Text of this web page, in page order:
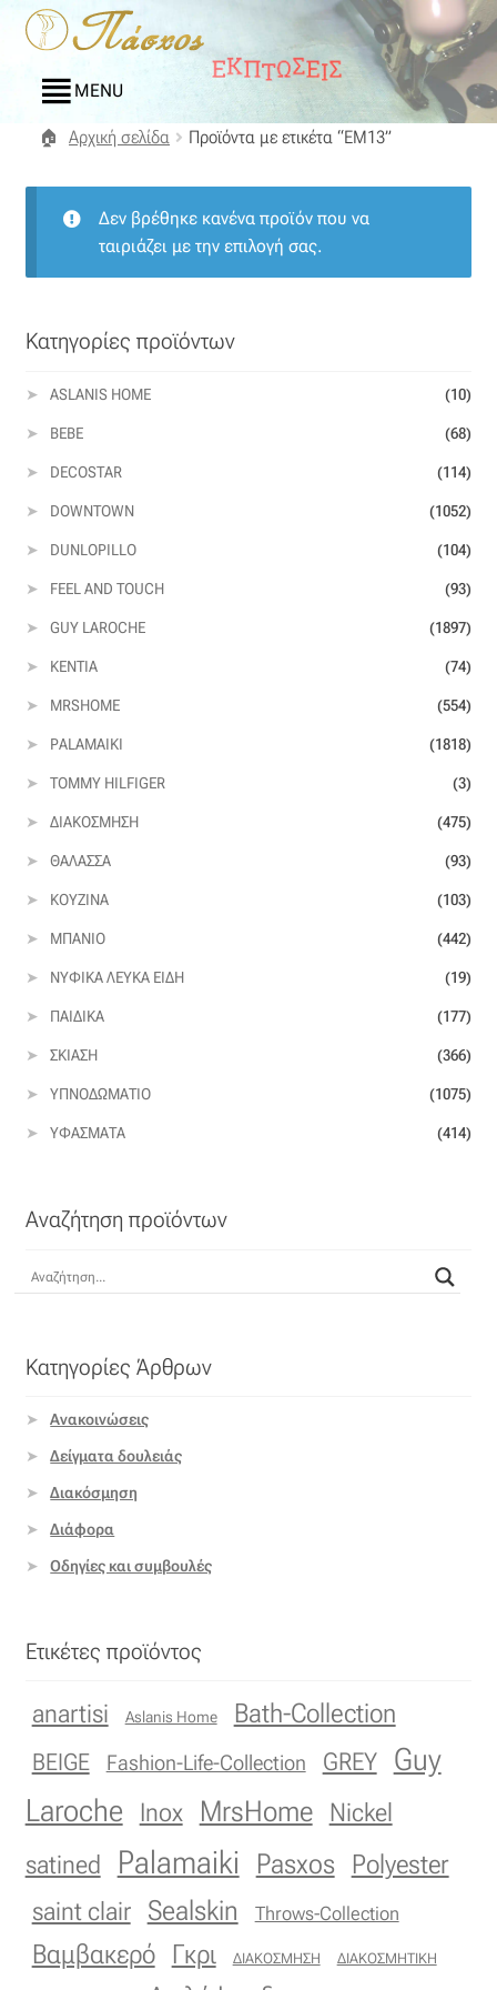
Απευθείας
μετάβαση
στην
πλοήγηση
Μετάβαση
σε
περιεχόμενο
MENU
Αρχική
Επικοινωνία
Η εταιρεία μας
Καλάθι
Λογαριασμός
Black-out
Αλκαντάρα
Βαμβακοσατέν
Βελούδο
Βελουτέ
Δαντέλα
Επιπλόπανο
Ζακάρ
Λινό
Μουσελίνα
Μπροκάρ
Οργάντζα
Αρχική σελίδα Προϊόντα με ετικέτα “EM13”
Δεν βρέθηκε κανένα προϊόν που να
ταιριάζει με την επιλογή σας.
Κατηγορίες προϊόντων
ASLANIS HOME (10)
BEBE (68)
DECOSTAR (114)
DOWNTOWN (1052)
DUNLOPILLO (104)
FEEL AND TOUCH (93)
GUY LAROCHE (1897)
KENTIA (74)
MRSHOME (554)
PALAMAIKI (1818)
TOMMY HILFIGER (3)
ΔΙΑΚΌΣΜΗΣΗ (475)
ΘΆΛΑΣΣΑ (93)
ΚΟΥΖΊΝΑ (103)
ΜΠΆΝΙΟ (442)
ΝΥΦΙΚΆ ΛΕΥΚΆ ΕΊΔΗ (19)
ΠΑΙΔΙΚΆ (177)
ΣΚΊΑΣΗ (366)
ΥΠΝΟΔΩΜΆΤΙΟ (1075)
ΥΦΆΣΜΑΤΑ (414)
Αναζήτηση προϊόντων
Κατηγορίες Άρθρων
Ανακοινώσεις
Δείγματα δουλειάς
Διακόσμηση
Διάφορα
Οδηγίες και συμβουλές
Ετικέτες προϊόντος
anartisi Aslanis Home Bath-Collection
BEIGE Fashion-Life-Collection GREY
Guy
Laroche
Inox MrsHome
Nickel
satined
Palamaiki Pasxos Polyester
saint clair Sealskin Throws-Collection
Βαμβακερό Γκρι ΔΙΑΚΟΣΜΗΣΗ ΔΙΑΚΟΣΜΗΤΙΚΗ